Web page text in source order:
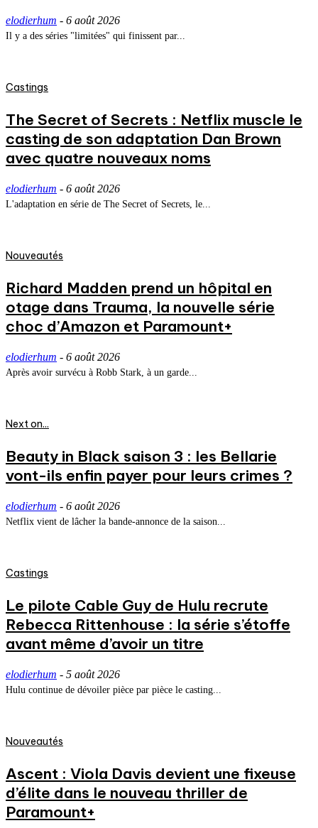
elodierhum - 6 août 2026
Il y a des séries "limitées" qui finissent par...
Castings
The Secret of Secrets : Netflix muscle le
casting de son adaptation Dan Brown
avec quatre nouveaux noms
elodierhum - 6 août 2026
L'adaptation en série de The Secret of Secrets, le...
Nouveautés
Richard Madden prend un hôpital en
otage dans Trauma, la nouvelle série
choc d’Amazon et Paramount+
elodierhum - 6 août 2026
Après avoir survécu à Robb Stark, à un garde...
Next on...
Beauty in Black saison 3 : les Bellarie
vont-ils enfin payer pour leurs crimes ?
elodierhum - 6 août 2026
Netflix vient de lâcher la bande-annonce de la saison...
Castings
Le pilote Cable Guy de Hulu recrute
Rebecca Rittenhouse : la série s’étoffe
avant même d’avoir un titre
elodierhum - 5 août 2026
Hulu continue de dévoiler pièce par pièce le casting...
Nouveautés
Ascent : Viola Davis devient une fixeuse
d’élite dans le nouveau thriller de
Paramount+